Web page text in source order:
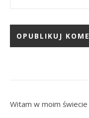
Witam w moim świecie